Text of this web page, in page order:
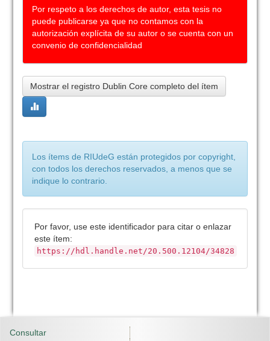
Por respeto a los derechos de autor, esta tesis no
puede publicarse ya que no contamos con la
autorización explícita de su autor o se cuenta con un
convenio de confidencialidad
Mostrar el registro Dublin Core completo del ítem
Los ítems de RIUdeG están protegidos por copyright,
con todos los derechos reservados, a menos que se
indique lo contrario.
Por favor, use este identificador para citar o enlazar
este ítem:
https://hdl.handle.net/20.500.12104/34828
Consultar